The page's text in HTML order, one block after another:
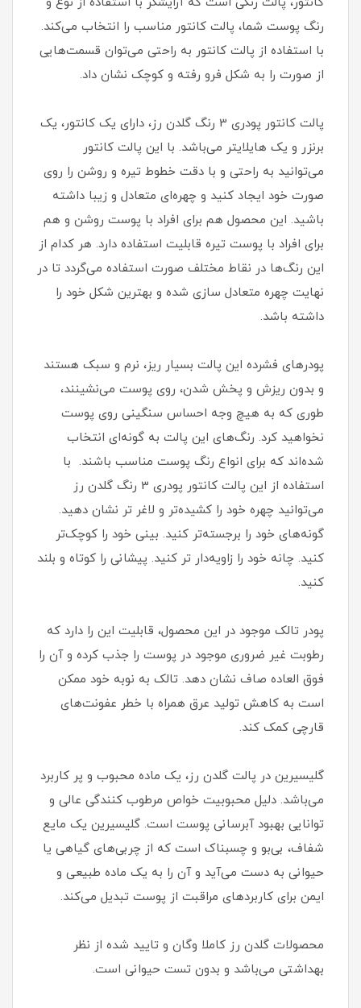
رنگ پوست شما، پالت کانتور مناسب را انتخاب می‌کند.
با استفاده از پالت کانتور به راحتی می‌توان قسمت‌هایی
از صورت را به شکل فرو رفته و کوچک نشان داد.
پالت کانتور پودری 3 رنگ گلدن رز، دارای یک کانتور، یک
برنزر و یک هایلایتر می‌باشد. با این پالت کانتور
می‌توانید به راحتی و با دقت خطوط تیره و روشن را روی
صورت خود ایجاد کنید و چهره‌ای متعادل و زیبا داشته
باشید. این محصول هم برای افراد با پوست روشن و هم
برای افراد با پوست تیره قابلیت استفاده دارد. هر کدام از
این رنگ‌ها در نقاط مختلف صورت استفاده می‌گردد تا در
نهایت چهره متعادل سازی شده و بهترین شکل خود را
داشته باشد.
پودرهای فشرده این پالت بسیار ریز، نرم و سبک هستند
و بدون ریزش و پخش شدن، روی پوست می‌نشینند،
طوری که به هیچ وجه احساس سنگینی روی پوست
نخواهید کرد. رنگ‌های این پالت به گونه‌ای انتخاب
شده‌اند که برای انواع رنگ پوست مناسب باشند. با
استفاده از این پالت کانتور پودری 3 رنگ گلدن رز
می‌توانید چهره خود را کشیده‌تر و لاغر تر نشان دهید.
گونه‌های خود را برجسته‌تر کنید. بینی خود را کوچک‌تر
کنید. چانه خود را زاویه‌دار تر کنید. پیشانی را کوتاه و بلند
کنید.
پودر تالک موجود در این محصول، قابلیت این را دارد که
رطوبت غیر ضروری موجود در پوست را جذب کرده و آن را
فوق العاده صاف نشان دهد. تالک به نوبه خود ممکن
است به کاهش تولید عرق همراه با خطر عفونت‌های
قارچی کمک کند.
گلیسیرین در پالت گلدن رز، یک ماده محبوب و پر کاربرد
می‌باشد. دلیل محبوبیت خواص مرطوب کنندگی عالی و
توانایی بهبود آبرسانی پوست است. گلیسیرین یک مایع
شفاف، بی‌بو و چسبناک است که از چربی‌های گیاهی یا
حیوانی به دست می‌آید و آن را به یک ماده طبیعی و
ایمن برای کاربردهای مراقبت از پوست تبدیل می‌کند.
محصولات گلدن رز کاملا وگان و تایید شده از نظر
بهداشتی می‌باشد و بدون تست حیوانی است.